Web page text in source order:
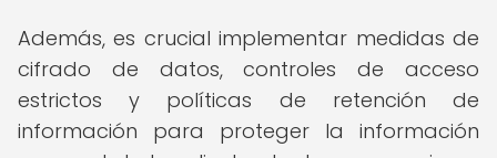
Además, es crucial implementar medidas de
cifrado de datos, controles de acceso
estrictos y políticas de retención de
información para proteger la información